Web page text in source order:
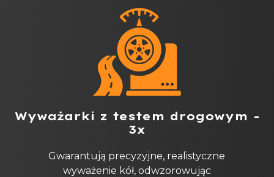
Wyważarki z testem drogowym -
3x
Gwarantują precyzyjne, realistyczne
wyważenie kół, odwzorowując